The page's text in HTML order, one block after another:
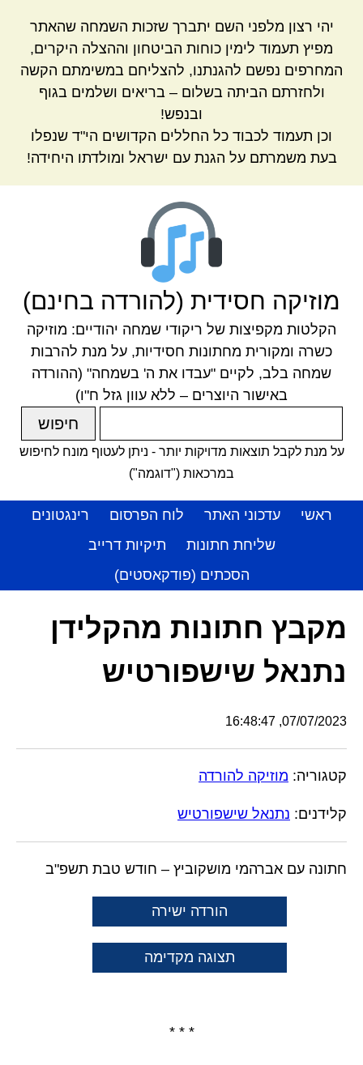
יהי רצון מלפני השם יתברך שזכות השמחה שהאתר
מפיץ תעמוד לימין כוחות הביטחון וההצלה היקרים,
המחרפים נפשם להגנתנו, להצליחם במשימתם הקשה
ולחזרתם הביתה בשלום – בריאים ושלמים בגוף
ובנפש!
וכן תעמוד לכבוד כל החללים הקדושים הי"ד שנפלו
בעת משמרתם על הגנת עם ישראל ומולדתו היחידה!
מוזיקה חסידית (להורדה בחינם)
הקלטות מקפיצות של ריקודי שמחה יהודיים: מוזיקה
כשרה ומקורית מחתונות חסידיות, על מנת להרבות
שמחה בלב, לקיים "עבדו את ה' בשמחה" (ההורדה
באישור היוצרים – ללא עוון גזל ח"ו)
על מנת לקבל תוצאות מדויקות יותר - ניתן לעטוף מונח לחיפוש
במרכאות ("דוגמה")
ראשי עדכוני האתר לוח הפרסום
רינגטונים
שליחת חתונות
תיקיות דרייב
הסכתים (פודקאסטים)
מקבץ חתונות מהקלידן
נתנאל שישפורטיש
07/07/2023, 16:48:47
קטגוריה: מוזיקה להורדה
קלידנים: נתנאל שישפורטיש
חתונה עם אברהמי מושקוביץ – חודש טבת תשפ"ב
הורדה ישירה
תצוגה מקדימה
* * *